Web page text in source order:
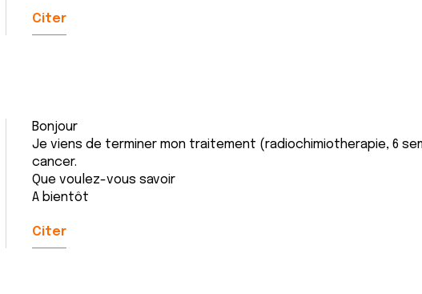
Citer
Bonjour
Je viens de terminer mon traitement (radiochimiotherapie, 6
cancer.
Que voulez-vous savoir
A bientôt
Citer